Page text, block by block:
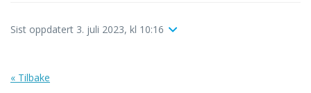
Sist oppdatert 3. juli 2023, kl 10:16
« Tilbake